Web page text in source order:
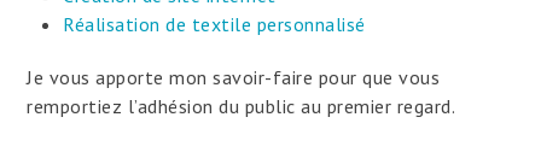
Réalisation de textile personnalisé
Je vous apporte mon savoir-faire pour que vous
remportiez l’adhésion du public au premier regard.